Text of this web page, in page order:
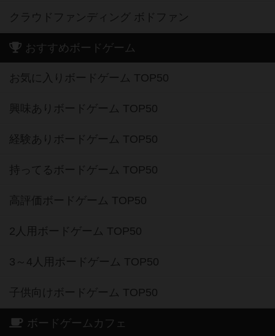
クラウドファンディング ボドファン
おすすめボードゲーム
お気に入りボードゲーム TOP50
興味ありボードゲーム TOP50
経験ありボードゲーム TOP50
持ってるボードゲーム TOP50
高評価ボードゲーム TOP50
2人用ボードゲーム TOP50
3～4人用ボードゲーム TOP50
子供向けボードゲーム TOP50
ボードゲームカフェ